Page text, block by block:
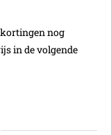
nog
in de volgende